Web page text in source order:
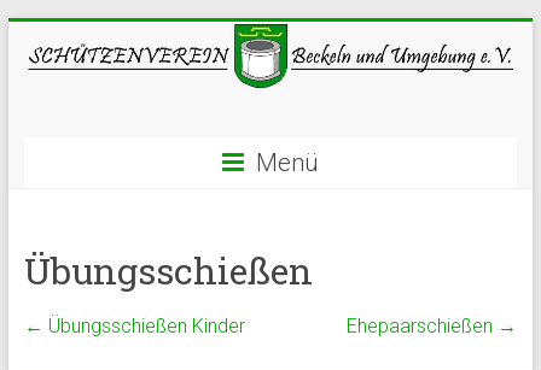
Menü
Übungsschießen
← Übungsschießen Kinder Ehepaarschießen →